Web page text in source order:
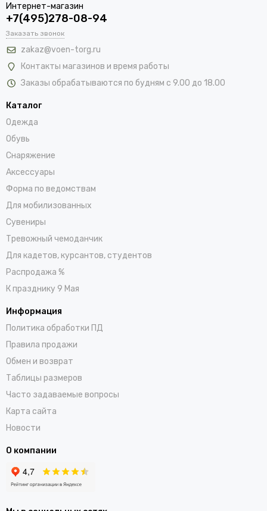
Интернет-магазин
+7(495)278-08-94
Заказать звонок
zakaz@voen-torg.ru
Контакты магазинов и время работы
Заказы обрабатываются по будням с 9.00 до 18.00
Каталог
Одежда
Обувь
Снаряжение
Аксессуары
Форма по ведомствам
Для мобилизованных
Сувениры
Тревожный чемоданчик
Для кадетов, курсантов, студентов
Распродажа %
К празднику 9 Мая
Информация
Политика обработки ПД
Правила продажи
Обмен и возврат
Таблицы размеров
Часто задаваемые вопросы
Карта сайта
Новости
О компании